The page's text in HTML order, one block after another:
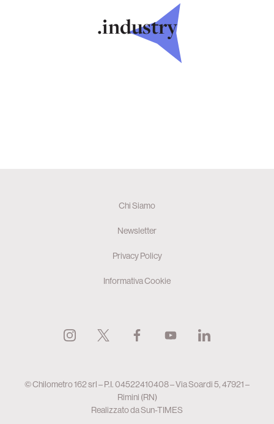
.industry
Chi Siamo
Newsletter
Privacy Policy
Informativa Cookie
© Chilometro 162 srl – P.I. 04522410408 – Via Soardi 5, 47921 –
Rimini (RN)
Realizzato daSun-TIMES